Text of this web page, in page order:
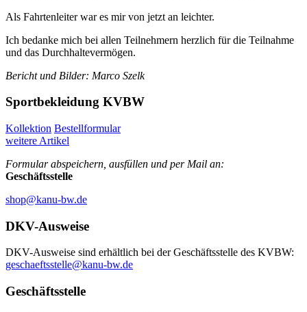
Als Fahrtenleiter war es mir von jetzt an leichter.
Ich bedanke mich bei allen Teilnehmern herzlich für die Teilnahme
und das Durchhaltevermögen.
Bericht und Bilder: Marco Szelk
Sportbekleidung KVBW
Kollektion Bestellformular
weitere Artikel
Formular abspeichern, ausfüllen und per Mail an:
Geschäftsstelle
shop@kanu-bw.de
DKV-Ausweise
DKV-Ausweise sind erhältlich bei der Geschäftsstelle des KVBW:
geschaeftsstelle@kanu-bw.de
Geschäftsstelle